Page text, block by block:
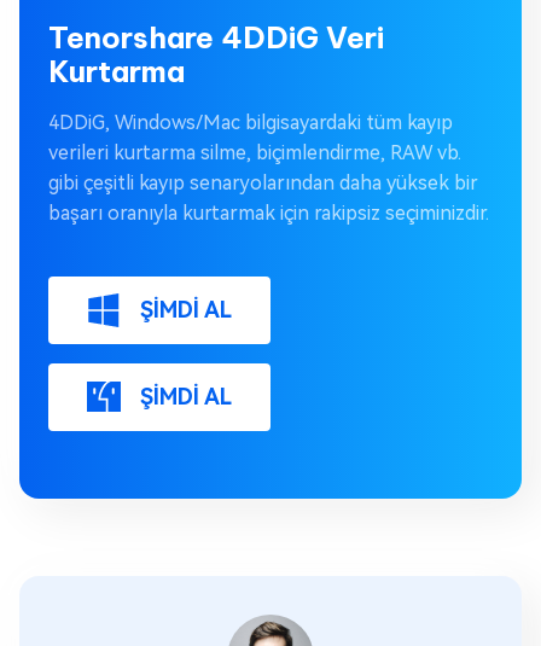
Tenorshare 4DDiG Veri
Kurtarma
4DDiG, Windows/Mac bilgisayardaki tüm kayıp
verileri kurtarma silme, biçimlendirme, RAW vb.
gibi çeşitli kayıp senaryolarından daha yüksek bir
başarı oranıyla kurtarmak için rakipsiz seçiminizdir.
ŞİMDİ AL
ŞİMDİ AL